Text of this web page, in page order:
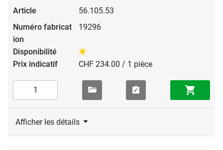
56.105.53
19296
CHF 234.00 / 1 pièce
Afficher les détails